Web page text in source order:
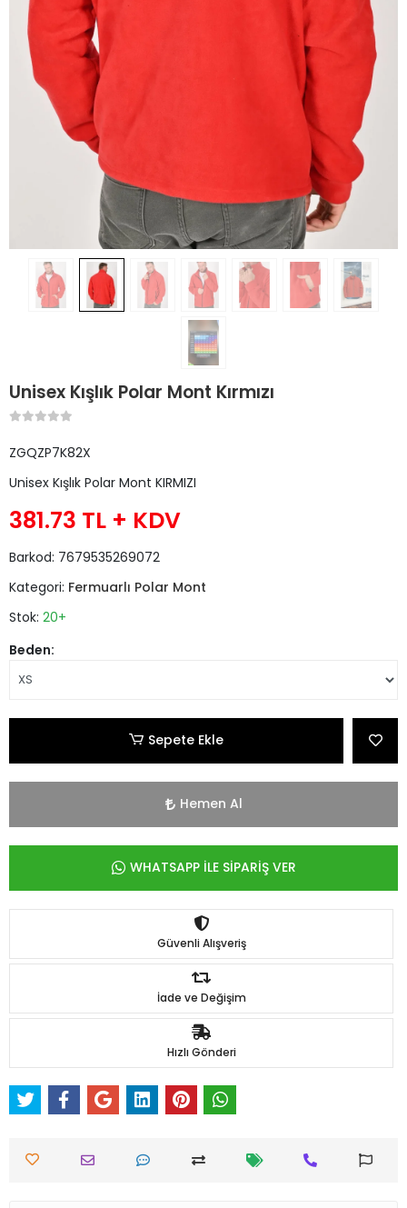
Unisex Kışlık Polar Mont Kırmızı
ZGQZP7K82X
Unisex Kışlık Polar Mont KIRMIZI
381.73 TL + KDV
Barkod: 7679535269072
Kategori: Fermuarlı Polar Mont
Stok: 20+
Beden:
Sepete Ekle
Hemen Al
WHATSAPP İLE SİPARİŞ VER
Güvenli Alışveriş
İade ve Değişim
Hızlı Gönderi